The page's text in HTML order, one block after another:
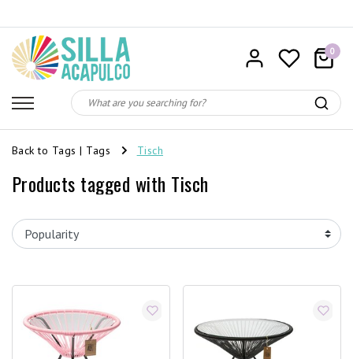
0
Back to Tags | Tags Tisch
Products tagged with Tisch